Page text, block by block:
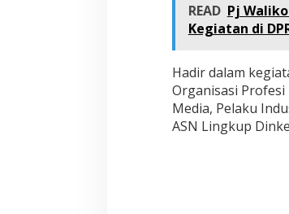
READ Pj
Kegiatan di
Hadir dalam
Organisasi Profesi
Media, Pelaku
ASN Lingkup